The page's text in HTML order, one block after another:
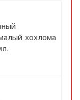
хохлома